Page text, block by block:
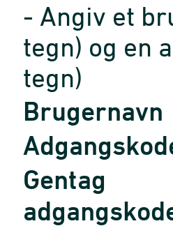
- Angiv et
tegn) og en
tegn)
Brugernavn
Gentag